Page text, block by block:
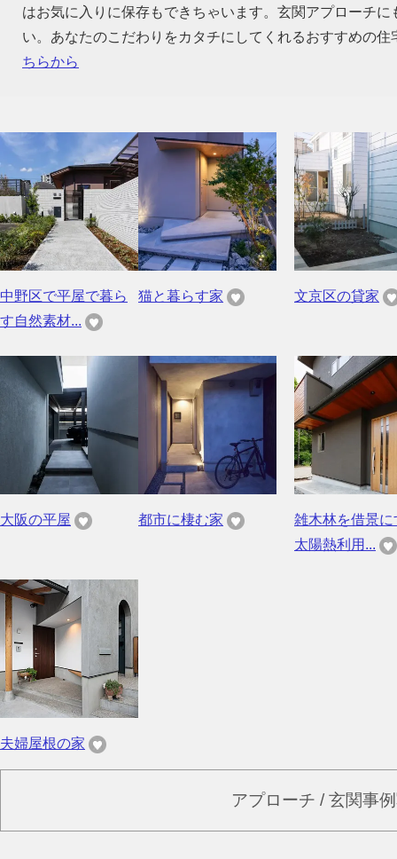
はお気に入りに保存もできちゃいます。玄関アプローチ
い。あなたのこだわりをカタチにしてくれるおすすめの
ちらから
中野区で平屋で暮ら
す自然素材...
猫と暮らす家 文京区の貸家
大阪の平屋 都市に棲む家
雑木林を借景に
太陽熱利用...
夫婦屋根の家
アプローチ / 玄関事